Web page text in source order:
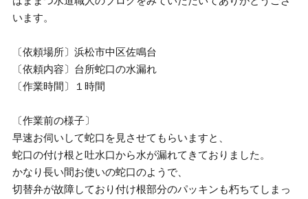
います。
〔依頼場所〕浜松市中区佐鳴台
〔依頼内容〕台所蛇口の水漏れ
〔作業時間〕１時間
〔作業前の様子〕
早速お伺いして蛇口を見させてもらいますと、
蛇口の付け根と吐水口から水が漏れてきておりました。
かなり長い間お使いの蛇口のようで、
切替弁が故障しており付け根部分のパッキンも朽ちてしまっ